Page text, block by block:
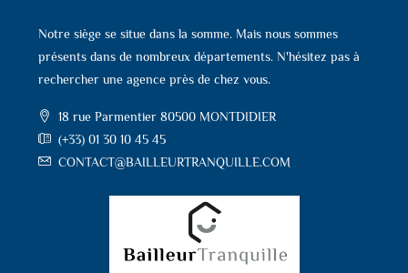
Notre siège se situe dans la somme. Mais nous sommes
présents dans de nombreux départements. N'hésitez pas à
rechercher une agence près de chez vous.
18 rue Parmentier 80500 MONTDIDIER
(+33) 01 30 10 45 45
CONTACT@BAILLEURTRANQUILLE.COM